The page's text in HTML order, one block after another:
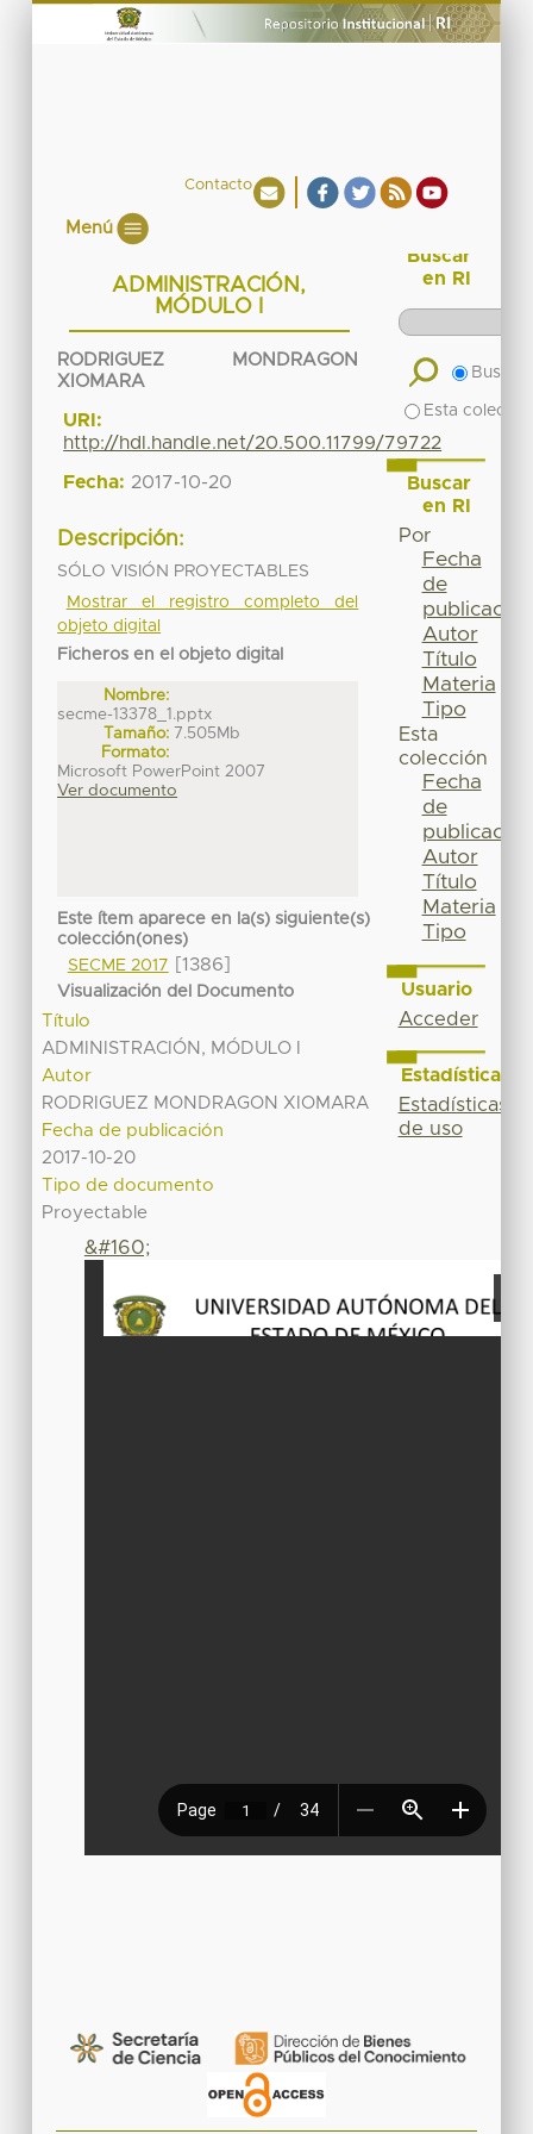
Contacto
Menú
ADMINISTRACIÓN,
MÓDULO I
RODRIGUEZ MONDRAGON
XIOMARA
URI:
http://hdl.handle.net/20.500.11799/79722
Fecha: 2017-10-20
Descripción:
SÓLO VISIÓN PROYECTABLES
Mostrar el registro completo del
objeto digital
Ficheros en el objeto digital
Nombre:
secme-13378_1.pptx
Tamaño: 7.505Mb
Formato:
Microsoft PowerPoint 2007
Ver documento
Este ítem aparece en la(s) siguiente(s)
colección(ones)
SECME 2017
[1386]
Visualización del Documento
Título
ADMINISTRACIÓN, MÓDULO I
Autor
RODRIGUEZ MONDRAGON XIOMARA
Fecha de publicación
2017-10-20
Tipo de documento
Proyectable
&#160;
Buscar
en RI
Buscar
Esta
Buscar
en RI
Por
Fecha
de
publicación
Autor
Título
Materia
Tipo
Esta
colección
Fecha
de
publicación
Autor
Título
Materia
Tipo
Usuario
Acceder
Estadísticas
Estadísticas
de uso